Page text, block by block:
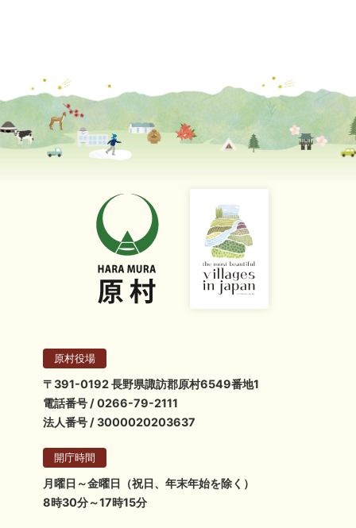
原村役場
〒391-0192 長野県諏訪郡原村6549番地1
電話番号 / 0266-79-2111
法人番号 / 3000020203637
開庁時間
月曜日～金曜日（祝日、年末年始を除く）
8時30分～17時15分